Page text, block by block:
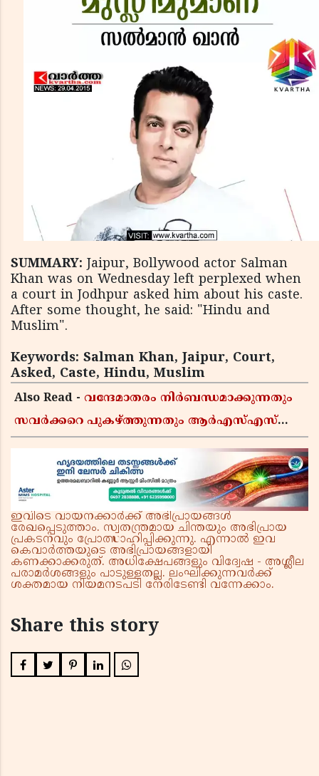
SUMMARY: Jaipur, Bollywood actor Salman
Khan was on Wednesday left perplexed when
a court in Jodhpur asked him about his caste.
After some thought, he said: "Hindu and
Muslim".
Keywords: Salman Khan, Jaipur, Court,
Asked, Caste, Hindu, Muslim
Also Read - വന്ദേമാതരം നിർബന്ധമാക്കുന്നതും
സവർക്കറെ പുകഴ്ത്തുന്നതും ആർഎസ്എസ്
വിജയൻ
ഇവിടെ വായനക്കാർക്ക് അഭിപ്രായങ്ങൾ
രേഖപ്പെടുത്താം. സ്വതന്ത്രമായ ചിന്തയും അഭിപ്രായ
പ്രകടനവും പ്രോത്സാഹിപ്പിക്കുന്നു. എന്നാൽ ഇവ
കെവാർത്തയുടെ അഭിപ്രായങ്ങളായി
കണക്കാക്കരുത്. അധിക്ഷേപങ്ങളും വിദ്വേഷ - അശ്ലീല
പരാമർശങ്ങളും പാടുള്ളതല്ല. ലംഘിക്കുന്നവർക്ക്
ശക്തമായ നിയമനടപടി നേരിടേണ്ടി വന്നേക്കാം.
Share this story